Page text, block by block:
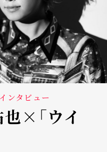
ンタビュー
×「ウイ